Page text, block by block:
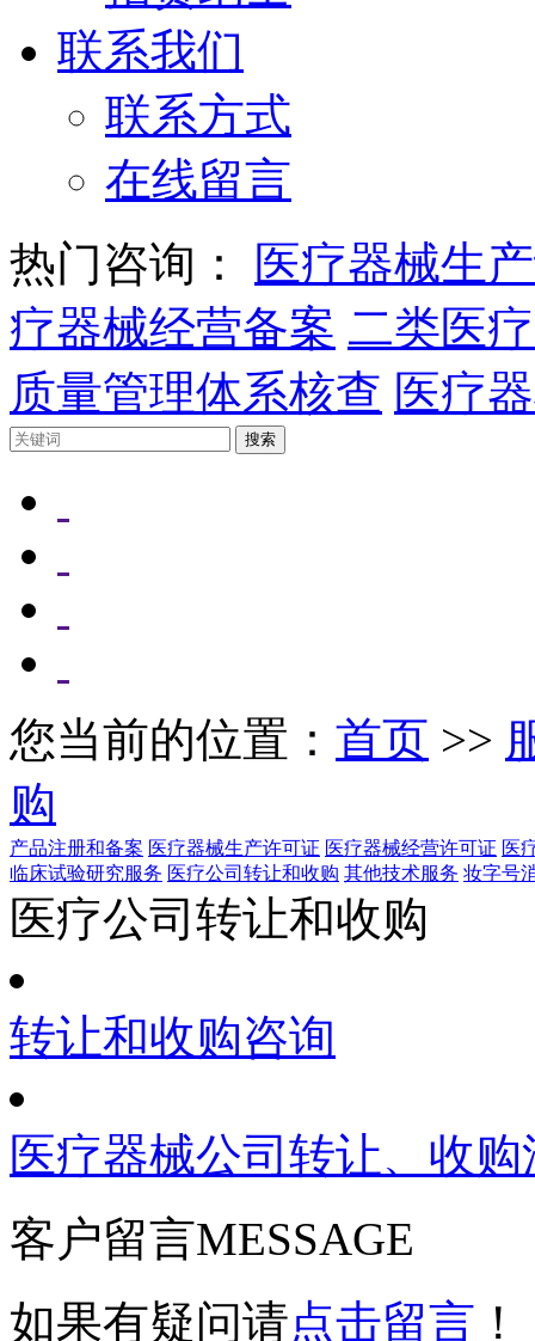
联系我们
联系方式
在线留言
热门咨询：
医疗器械生
疗器械经营备案 二类医
质量管理体系核查 医疗
您当前的位置： 首页 >>
购
产品注册和备案 医疗器械生产许可证 医疗器械经营许可证 医
临床试验研究服务 医疗公司转让和收购 其他技术服务 妆字号
医疗公司转让和收购
转让和收购咨询
医疗器械公司转让、收购
客户留言MESSAGE
如果有疑问请点击留言 ！